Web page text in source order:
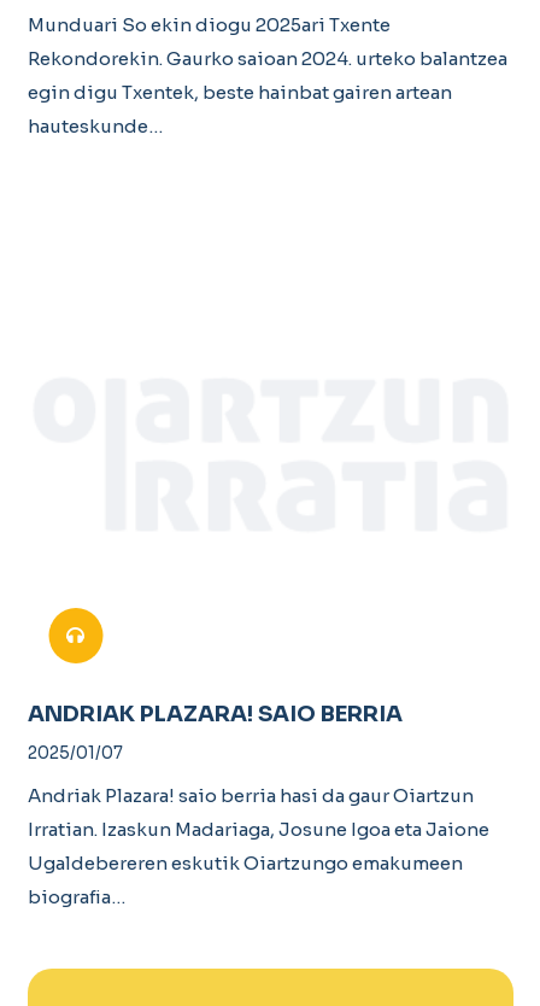
Munduari So ekin diogu 2025ari Txente
Rekondorekin. Gaurko saioan 2024. urteko balantzea
egin digu Txentek, beste hainbat gairen artean
hauteskunde…
ANDRIAK PLAZARA! SAIO BERRIA
2025/01/07
Andriak Plazara! saio berria hasi da gaur Oiartzun
Irratian. Izaskun Madariaga, Josune Igoa eta Jaione
Ugaldebereren eskutik Oiartzungo emakumeen
biografia…